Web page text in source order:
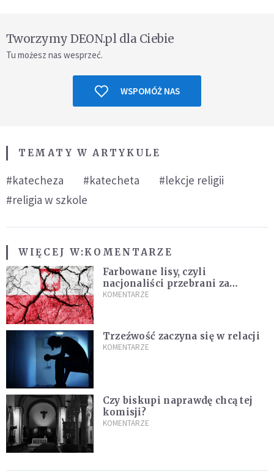
Tworzymy DEON.pl dla Ciebie
Tu możesz nas wesprzeć.
WSPOMÓŻ NAS
TEMATY W ARTYKULE
#katecheza #katecheta
#lekcje religii
#religia w szkole
WIĘCEJ W:KOMENTARZE
Farbowane lisy, czyli
nacjonaliści przebrani za
chrześcijan
KOMENTARZE
Trzeźwość zaczyna się w relacji
KOMENTARZE
Czy biskupi naprawdę chcą tej
komisji?
KOMENTARZE